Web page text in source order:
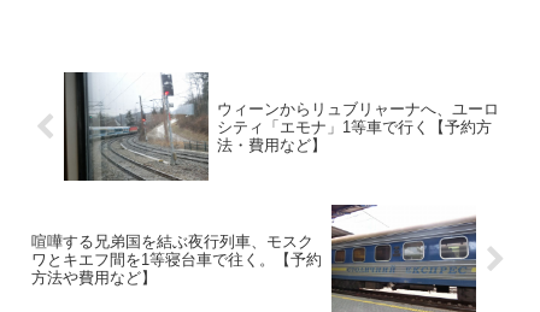
ウィーンからリュブリャーナへ、ユーロ
シティ「エモナ」1等車で行く【予約方
法・費用など】
喧嘩する兄弟国を結ぶ夜行列車、モスク
ワとキエフ間を1等寝台車で往く。【予約
方法や費用など】